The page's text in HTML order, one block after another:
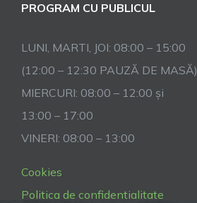
PROGRAM CU PUBLICUL
LUNI, MARTI, JOI: 08:00 – 15:00
(12:00 – 12:30 PAUZĂ DE MASĂ)
MIERCURI: 08:00 – 12:00 și
13:00 – 17:00
VINERI: 08:00 – 13:00
Cookies
Politica de confidentialitate